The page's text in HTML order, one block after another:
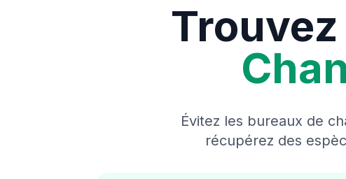
Évitez les bureaux de
récupérez des